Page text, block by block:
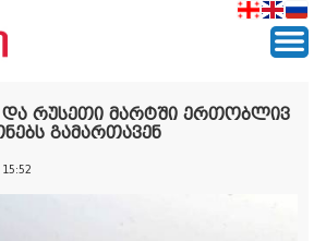
და რუსეთი მარტში ერთობლივ
გამართავენ